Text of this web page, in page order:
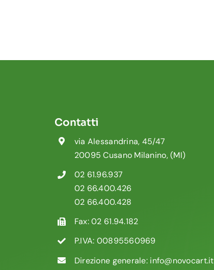
Contatti
via Alessandrina, 45/47
20095 Cusano Milanino, (MI)
02 61.96.937
02 66.400.426
02 66.400.428
Fax: 02 61.94.182
P.IVA: 00895560969
Direzione generale: info@novocart.it